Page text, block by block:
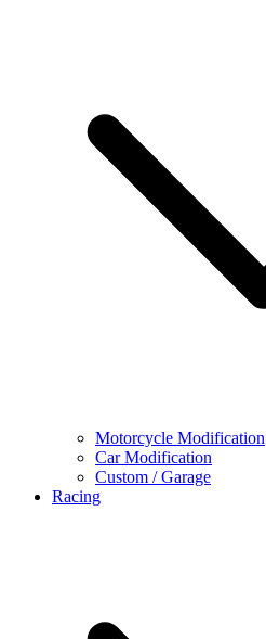
Motorcycle Modification
Car Modification
Custom / Garage
Racing